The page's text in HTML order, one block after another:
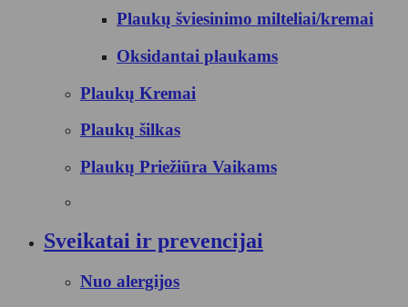
Plaukų šviesinimo milteliai/kremai
Oksidantai plaukams
Plaukų Kremai
Plaukų šilkas
Plaukų Priežiūra Vaikams
Sveikatai ir prevencijai
Nuo alergijos